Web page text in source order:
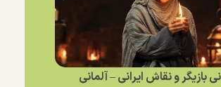
بازیگر و نقاش ایرانی – آلمانی